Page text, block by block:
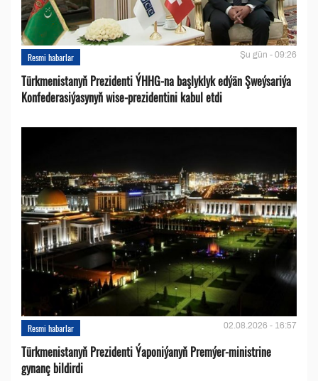
Resmi habarlar Şu gün - 09:26
Türkmenistanyň Prezidenti ÝHHG-na başlyklyk edýän Şweýsariýa
Konfederasiýasynyň wise-prezidentini kabul etdi
Resmi habarlar 02.08.2026 - 16:57
Türkmenistanyň Prezidenti Ýaponiýanyň Premýer-ministrine
gynanç bildirdi